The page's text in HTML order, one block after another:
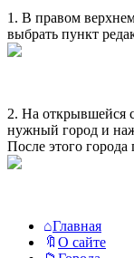
1. В правом
выбрать пункт
2. На открывшейся
нужный город и
После этого города
Исследовать
Главная
О сайте